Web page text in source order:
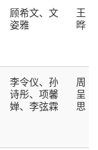
顾希文、文
姿雅
王
晔
李令仪、孙
诗彤、项馨
婵、李弦霖
周
呈
思